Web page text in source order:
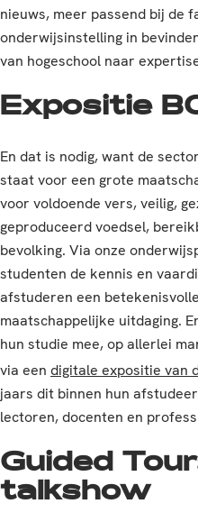
nieuws, meer passend bij de
onderwijsinstelling in
van hogeschool naar
Expositie
En dat is nodig, want de
staat voor een grote
voor voldoende vers, veilig,
geproduceerd voedsel,
bevolking. Via onze
studenten de kennis en
afstuderen een
maatschappelijke uitdaging.
hun studie mee, op allerlei
via een digitale expositie van
jaars dit binnen hun
lectoren, docenten en
Guided
talkshow